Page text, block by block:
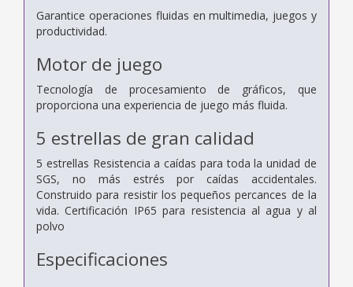
Garantice operaciones fluidas en multimedia, juegos y
productividad.
Motor de juego
Tecnología de procesamiento de gráficos, que
proporciona una experiencia de juego más fluida.
5 estrellas de gran calidad
5 estrellas Resistencia a caídas para toda la unidad de
SGS, no más estrés por caídas accidentales.
Construido para resistir los pequeños percances de la
vida.Certificación IP65 para resistencia al agua y al
polvo
Especificaciones